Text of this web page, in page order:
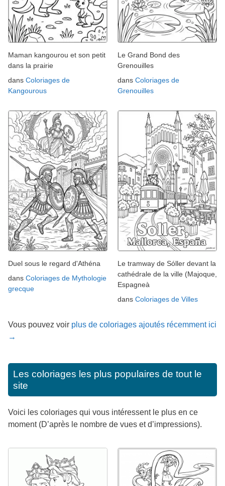
Maman kangourou et son petit
dans la prairie
dans Coloriages de
Kangourous
Le Grand Bond des
Grenouilles
dans Coloriages de
Grenouilles
Duel sous le regard d'Athéna
dans Coloriages de Mythologie
grecque
Le tramway de Sóller devant la
cathédrale de la ville (Majoque,
Espagneà
dans Coloriages de Villes
Vous pouvez voir plus de coloriages ajoutés récemment ici
→
Les coloriages les plus populaires de tout le
site
Voici les coloriages qui vous intéressent le plus en ce
moment (D’après le nombre de vues et d’impressions).